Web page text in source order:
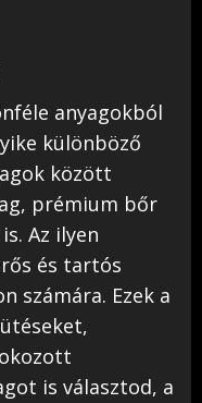
anyagokból
különböző
között
prémium bőr
Az ilyen
és tartós
számára. Ezek a
is választod, a